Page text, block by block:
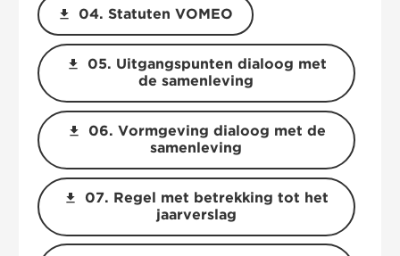
download 04. Statuten VOMEO
download
05. Uitgangspunten dialoog met
de samenleving
download
06. Vormgeving dialoog met de
samenleving
download
07. Regel met betrekking tot het
jaarverslag